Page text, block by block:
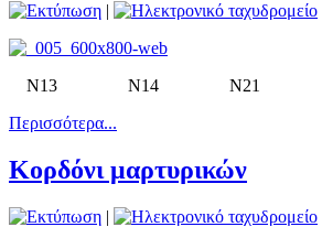
|
Ν13 Ν14 Ν21
Περισσότερα...
Κορδόνι μαρτυρικών
|